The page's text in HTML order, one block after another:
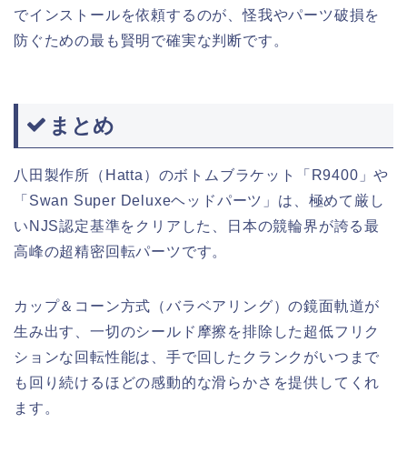
でインストールを依頼するのが、怪我やパーツ破損を
防ぐための最も賢明で確実な判断です。
まとめ
八田製作所（Hatta）のボトムブラケット「R9400」や
「Swan Super Deluxeヘッドパーツ」は、極めて厳し
いNJS認定基準をクリアした、日本の競輪界が誇る最
高峰の超精密回転パーツです。
カップ＆コーン方式（バラベアリング）の鏡面軌道が
生み出す、一切のシールド摩擦を排除した超低フリク
ションな回転性能は、手で回したクランクがいつまで
も回り続けるほどの感動的な滑らかさを提供してくれ
ます。